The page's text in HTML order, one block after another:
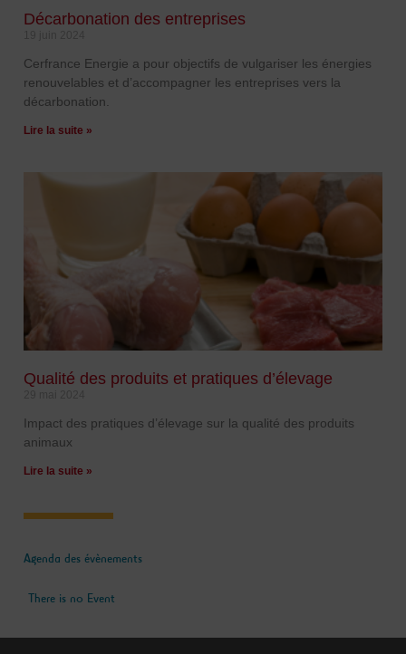
Décarbonation des entreprises
Cerfrance Energie a pour objectifs de vulgariser les énergies
renouvelables et d’accompagner les entreprises vers la
décarbonation.
Lire la suite »
Qualité des produits et pratiques d’élevage
Impact des pratiques d’élevage sur la qualité des produits
animaux
Lire la suite »
Agenda des évènements
There is no Event